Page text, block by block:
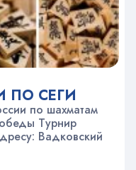
ПО СЁГИ
по шахматам
Турнир
Вадковский